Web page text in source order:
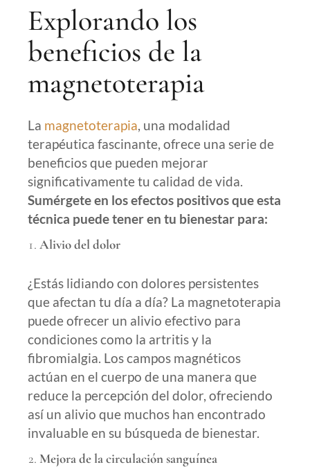
Explorando los
beneficios de la
magnetoterapia
La magnetoterapia, una modalidad
terapéutica fascinante, ofrece una serie de
beneficios que pueden mejorar
significativamente tu calidad de vida.
Sumérgete en los efectos positivos que esta
técnica puede tener en tu bienestar para:
Alivio del dolor
¿Estás lidiando con dolores persistentes
que afectan tu día a día? La magnetoterapia
puede ofrecer un alivio efectivo para
condiciones como la artritis y la
fibromialgia. Los campos magnéticos
actúan en el cuerpo de una manera que
reduce la percepción del dolor, ofreciendo
así un alivio que muchos han encontrado
invaluable en su búsqueda de bienestar.
Mejora de la circulación sanguínea